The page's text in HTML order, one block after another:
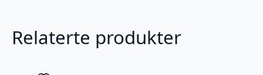
Relaterte produkter